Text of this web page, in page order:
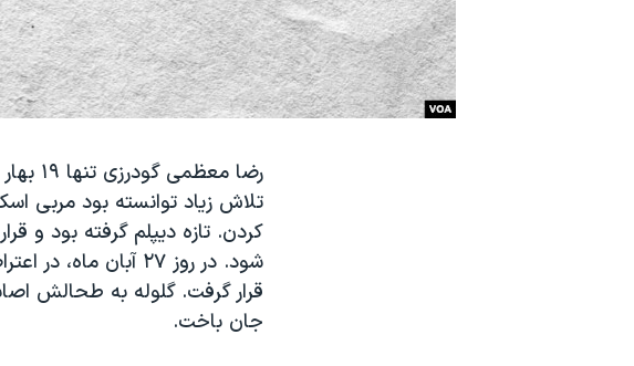
همایش محافظه‌کاران آمریکا «سی‌پک»
سفر پرزیدنت ترامپ به چین
رضا
تلاش زیاد توانسته بود مربی
شود. در روز ۲۷
قرار گرفت. گلوله به طحالش
جان باخت.